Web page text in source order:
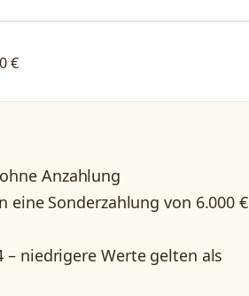
€
Anzahlung
Sonderzahlung von 6.000 €
niedrigere Werte gelten als